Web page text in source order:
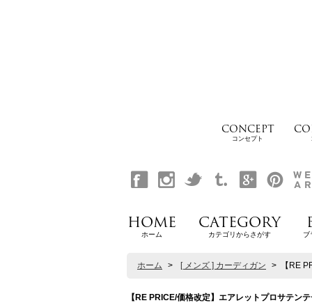
CONCEPT
コンセプト
HOME
ホーム
CATEGORY
カテゴリからさがす ブ
ホーム > [ メンズ ] カーディガン > 【RE
【RE PRICE/価格改定】エアレットプロサテ